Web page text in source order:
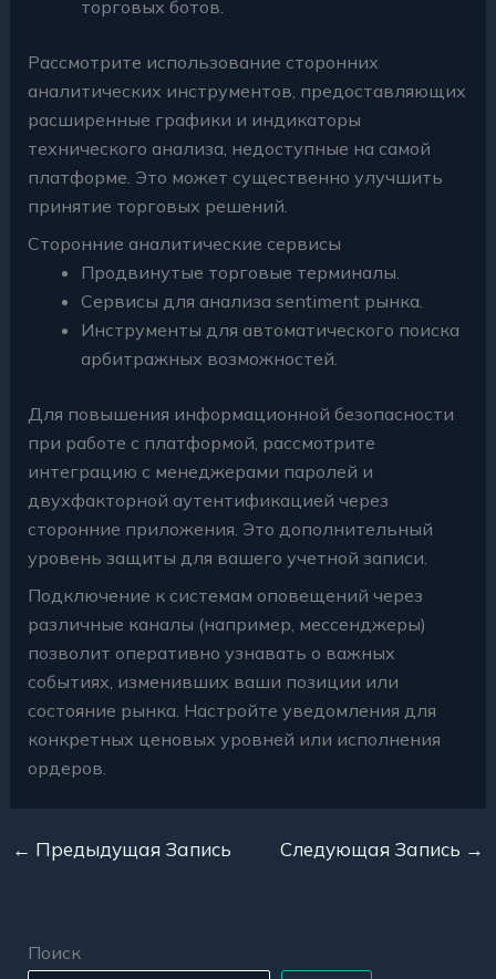
торговых ботов.
Рассмотрите использование сторонних
аналитических инструментов, предоставляющих
расширенные графики и индикаторы
технического анализа, недоступные на самой
платформе. Это может существенно улучшить
принятие торговых решений.
Сторонние аналитические сервисы
Продвинутые торговые терминалы.
Сервисы для анализа sentiment рынка.
Инструменты для автоматического поиска
арбитражных возможностей.
Для повышения информационной безопасности
при работе с платформой, рассмотрите
интеграцию с менеджерами паролей и
двухфакторной аутентификацией через
сторонние приложения. Это дополнительный
уровень защиты для вашего учетной записи.
Подключение к системам оповещений через
различные каналы (например, мессенджеры)
позволит оперативно узнавать о важных
событиях, изменивших ваши позиции или
состояние рынка. Настройте уведомления для
конкретных ценовых уровней или исполнения
ордеров.
← Предыдущая Запись Следующая Запись →
Поиск